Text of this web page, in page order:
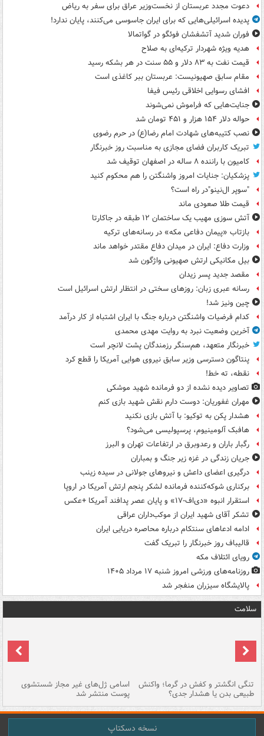
دعوت مجدد عربستان از نخست‌وزیر عراق برای سفر به ریاض
پدیده اسرائیلی‌هایی که برای ایران جاسوسی می‌کنند، پایان ندارد!
فوران شدید آتشفشان فوئگو در گواتمالا
هدیه ویژه شهردار ترکیه‌ای به صلاح
قیمت نفت به ۸۳ دلار و ۵۵ سنت در هر بشکه رسید
مقام سابق صهیونیست: عربستان ببر کاغذی است
افشای رسوایی اخلاقی رئیس فیفا
جنایت‌هایی که فراموش نمی‌شوند
حواله دلار ۱۵۴ هزار و ۴۵۱ تومان شد
نصب کتیبه‌های شهادت امام رضا(ع) در حرم رضوی
تبریک کاربران فضای مجازی به مناسبت روز خبرنگار
کامیون با راننده ۸ ساله در اصفهان توقیف شد
پزشکیان: جنایات امروز واشنگتن را هم محکوم کنید
"سوپر ال‌نینو"در راه است؟
قیمت طلا صعودی ماند
آتش سوزی مهیب یک ساختمان ۱۲ طبقه در جاکارتا
بازتاب «پیمان دفاعی مکه» در رسانه‌های ترکیه
وزارت دفاع: ایران در میدان دفاع مقتدر خواهد ماند
بیل مکانیکی ارتش صهیونی واژگون شد
مقصد جدید پسر زیدان
رسانه عبری زبان: روزهای سختی در انتظار ارتش اسرائیل است
چین ونیز شد!
کدام فرضیات واشنگتن درباره جنگ با ایران اشتباه از کار درآمد
آخرین وضعیت نبرد به روایت مهدی محمدی
خبرنگار متعهد، هم‌سنگر رزمندگان پشت لانچر است
پنتاگون دسترسی وزیر سابق نیروی هوایی آمریکا را قطع کرد
نقطه، ته خط!
تصاویر دیده‌ نشده از دو فرمانده شهید موشکی
مهران غفوریان: دوست دارم نقش شهید بازی کنم
هشدار پکن به توکیو: با آتش بازی نکنید
هافبک آلومینیوم، پرسپولیسی می‌شود؟
رگبار باران و رعدوبرق در ارتفاعات تهران و البرز
جریان زندگی در غزه زیر جنگ و بمباران
درگیری اعضای داعش و نیروهای جولانی در سیده زینب
برکناری شوکه‌کننده فرمانده لشکر پنجم ارتش آمریکا در اروپا
استقرار انبوه «دی‌اف‑۱۷» و پایان عصر پدافند آمریکا +عکس
تشکر آقای شهید ایران از موکب‌داران عراقی
ادامه ادعاهای سنتکام درباره محاصره دریایی ایران
قالیباف روز خبرنگار را تبریک گفت
رویای ائتلاف مکه
روزنامه‌های ورزشی امروز ‌شنبه ۱۷ مرداد ۱۴۰۵
پالایشگاه سیزران منفجر شد
سلامت
تنگی انگشتر و کفش در گرما؛ واکنش
طبیعی بدن یا هشدار جدی؟
اسامی ژل‌های غیر مجاز شستشوی
پوست منتشر شد
نسخه دسکتاپ